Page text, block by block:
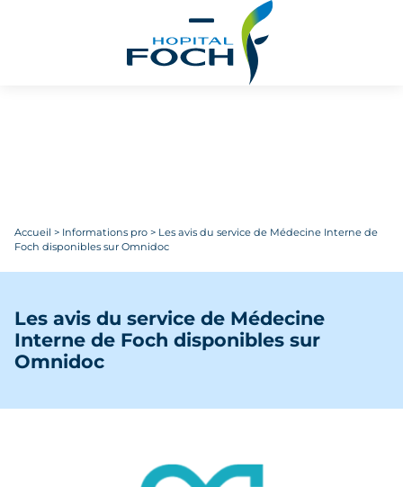
Accueil > Informations pro > Les avis du service de Médecine Interne de
Foch disponibles sur Omnidoc
Les avis du service de Médecine
Interne de Foch disponibles sur
Omnidoc